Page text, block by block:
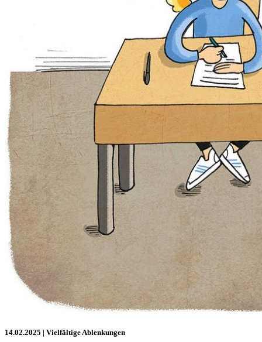
14.02.2025 | Vielfältige Ablenkungen